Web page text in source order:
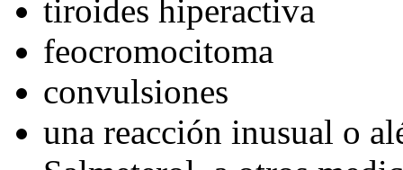
tiroides hiperactiva
feocromocitoma
convulsiones
una reacción inusual o